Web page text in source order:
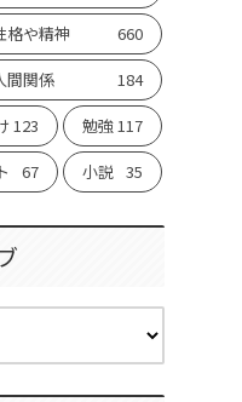
格や精神
660
間関係
184
123 勉強 117
67 小説 35